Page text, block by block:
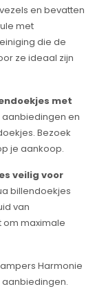
en bevatten
met
die de
ze ideaal zijn
met
aanbiedingen en
Bezoek
je aankoop.
veilig voor
billendoekjes
van
maximale
Harmonie